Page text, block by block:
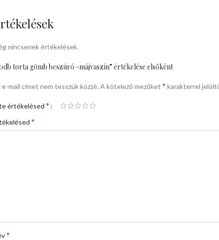
nincsenek értékelések.
torta gömb beszúró -májvaszín” értékelése elsőként
e-mail címet nem tesszük közzé. A kötelező mezőket * karakterrel
értékelésed *
*
*